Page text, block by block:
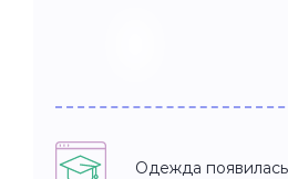
Одежда